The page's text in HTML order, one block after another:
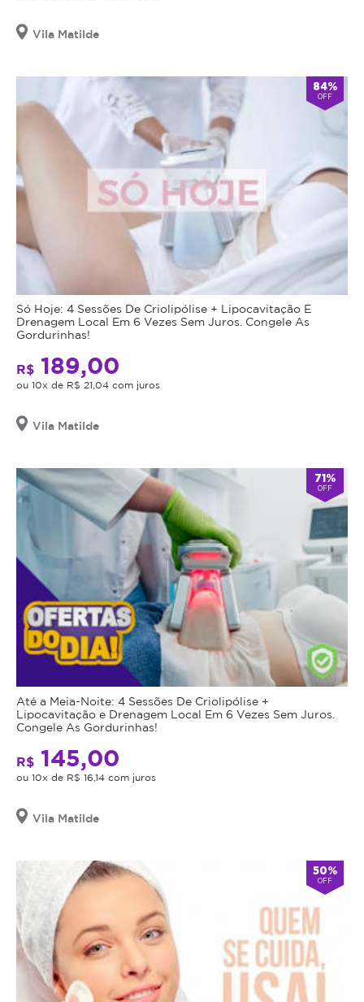
Vila Matilde
84%
OFF
Só Hoje: 4 Sessões De Criolipólise + Lipocavitação E
Drenagem Local Em 6 Vezes Sem Juros. Congele As
Gordurinhas!
R$ 189,00
ou 10x de R$ 21,04 com juros
Vila Matilde
71%
OFF
Até a Meia-Noite: 4 Sessões De Criolipólise +
Lipocavitação e Drenagem Local Em 6 Vezes Sem Juros.
Congele As Gordurinhas!
R$ 145,00
ou 10x de R$ 16,14 com juros
Vila Matilde
50%
OFF